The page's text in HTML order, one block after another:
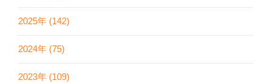
2025年 (142)
2024年 (75)
2023年 (109)